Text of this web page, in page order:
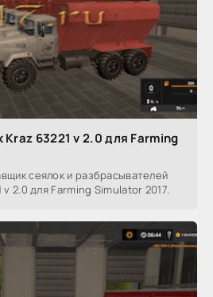
63221 v 2.0 для Farming
сеялок и разбрасывателей
2.0 для Farming Simulator 2017.